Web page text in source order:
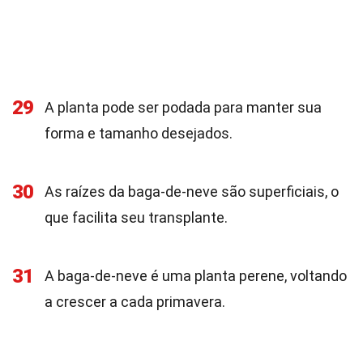
29
A planta pode ser podada para manter sua
forma e tamanho desejados.
30
As raízes da baga-de-neve são superficiais, o
que facilita seu transplante.
31
A baga-de-neve é uma planta perene, voltando
a crescer a cada primavera.